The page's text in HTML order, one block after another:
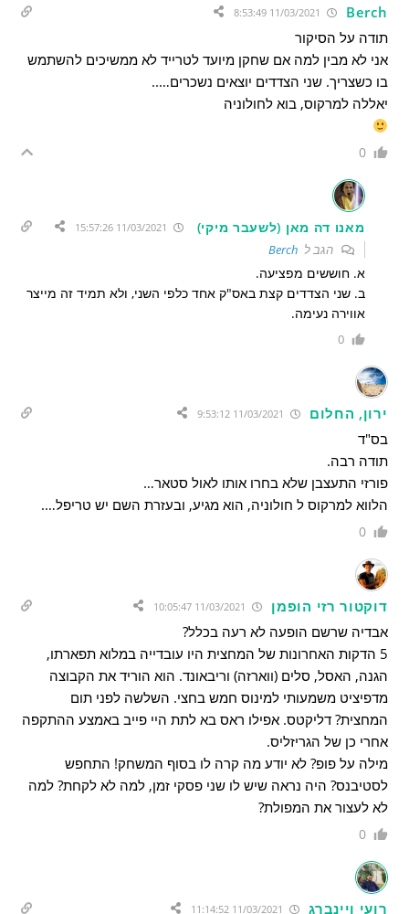
Berch
תודה על הסיקור
אני לא מבין למה אם שחקן מיועד לטרייד לא ממשיכים להשתמש
בו כשצריך. שני הצדדים יוצאים נשכרים…..
יאללה למרקוס, בוא לחולוניה
0
מאנו דה מאן (לשעבר מיקי)
הגב ל Berch
א. חוששים מפציעה.
ב. שני הצדדים קצת באס"ק אחד כלפי השני, ולא תמיד זה מייצר
אווירה נעימה.
0
ירון, החלום
בס"ד
תודה רבה.
פורזי התעצבן שלא בחרו אותו לאול סטאר…
הלווא למרקוס ל חולוניה, הוא מגיע, ובעזרת השם יש טריפל….
0
דוקטור רזי הופמן
אבדיה שרשם הופעה לא רעה בכלל?
5 הדקות האחרונות של המחצית היו עובדייה במלוא תפארתו,
הגנה, האסל, סלים (ווארזה) וריבאונד. הוא הוריד את הקבוצה
מדפיציט משמעותי למינוס חמש בחצי. השלשה לפני תום
המחצית? דליקטס. אפילו ראס בא לתת היי פייב באמצע ההתקפה
אחרי כן של הגריזליס.
מילה על פופ? לא יודע מה קרה לו בסוף המשחק! התחפש
לסטיבנס? היה נראה שיש לו שני פסקי זמן, למה לא לקחת? למה
לא לעצור את המפולת?
0
רועי ויינברג